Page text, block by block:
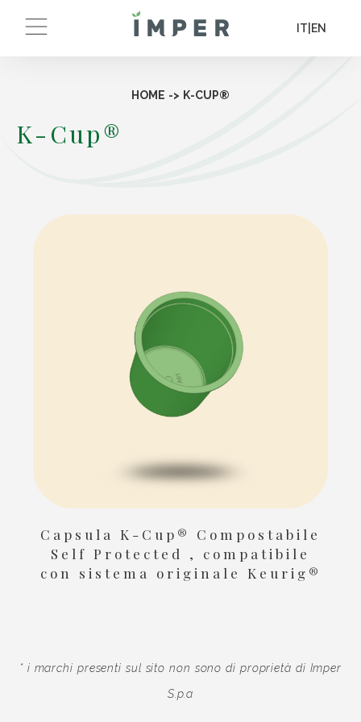
IT EN
HOME -> K-CUP®
K-Cup®
Capsula K-Cup® Compostabile
Self Protected , compatibile
con sistema originale Keurig®
* i marchi presenti sul sito non sono di proprietà di Imper
S.p.a